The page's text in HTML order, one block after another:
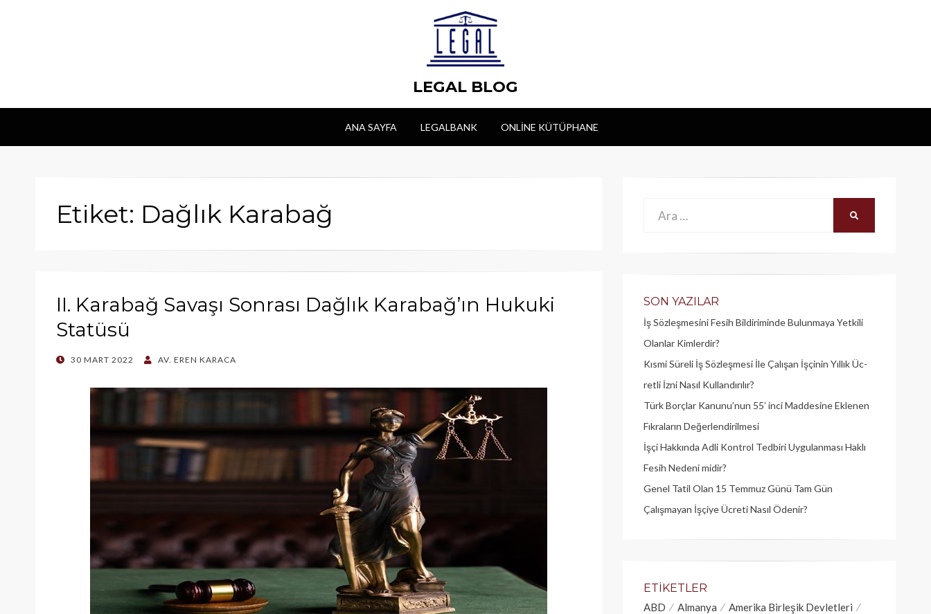
LEGAL BLOG
ANA SAYFA LEGALBANK ONLINE KÜTÜPHANE
Etiket: Dağlık Karabağ
II. Karabağ Savaşı Sonrası Dağlık Karabağ’ın Hukuki
Statüsü
POSTED
30 MART 2022 AV. EREN KARACA
Ara:
SON YAZILAR
İş Sözleşmesini Fesih Bildiriminde Bulunmaya Yetkili
Olanlar Kimlerdir?
Kısmi Süreli İş Sözleşmesi İle Çalışan İşçinin Yıllık Üc­
retli İzni Nasıl Kullandırılır?
Türk Borçlar Kanunu’nun 55’ inci Maddesine Eklenen
Fıkraların Değerlendirilmesi
İşçi Hakkında Adli Kontrol Tedbiri Uygulanması Haklı
Fesih Nedeni midir?
Genel Tatil Olan 15 Temmuz Günü Tam Gün
Çalışmayan İşçiye Ücreti Nasıl Ödenir?
ETIKETLER
ABD Almanya
Amerika Birleşik Devletleri